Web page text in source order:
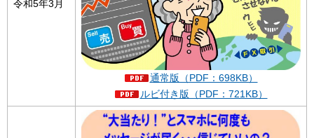
令和5年3月
通常版（PDF：698KB）
ルビ付き版（PDF：721KB）